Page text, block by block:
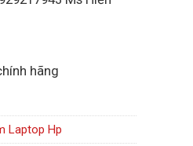
hãng
Laptop Hp